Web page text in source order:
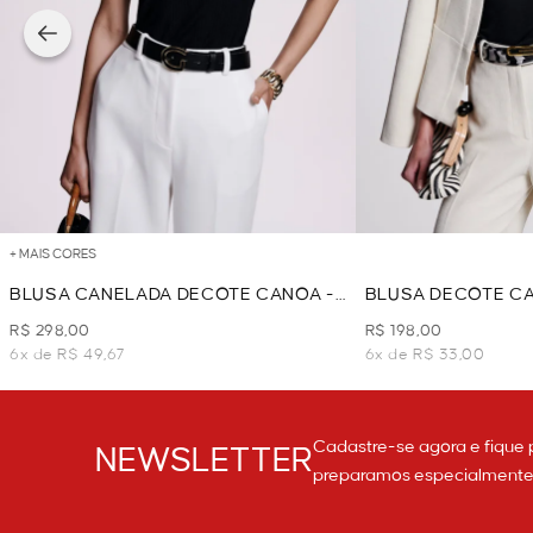
+ MAIS CORES
BLUSA CANELADA DECOTE CANOA -
PRETO
R$ 298,00
6x de R$ 49,67
BLUSA DECOTE
R$ 198,00
6x de R$ 33,00
NEWSLETTERCadastre-se agora e fique
preparamos